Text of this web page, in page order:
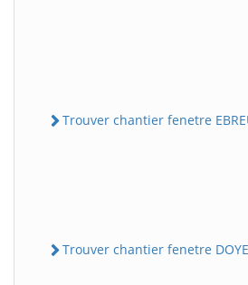
Trouver chantier fenetre
Trouver chantier fenetre